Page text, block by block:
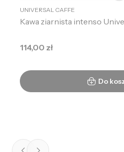
UNIVERSAL CAFFE
Kawa ziarnista intenso
Cena
114,00 zł
Do